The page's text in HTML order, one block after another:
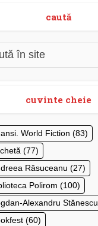
caută
cuvinte cheie
World Fiction (83)
(77)
Răsuceanu (27)
Polirom (100)
Alexandru Stănescu
(60)